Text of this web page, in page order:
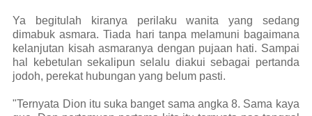
Ya begitulah kiranya perilaku wanita yang sedang
dimabuk asmara. Tiada hari tanpa melamuni bagaimana
kelanjutan kisah asmaranya dengan pujaan hati. Sampai
hal kebetulan sekalipun selalu diakui sebagai pertanda
jodoh, perekat hubungan yang belum pasti.
"Ternyata Dion itu suka banget sama angka 8. Sama kaya